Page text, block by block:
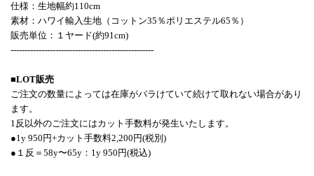
仕様：生地幅約110cm
素材：ハワイ輸入生地（コットン35％ポリエステル65％）
販売単位：１ヤード(約91cm)
---------------------------------------------------
■LOT販売
ご注文の数量によっては在庫がバラけていて続けて取れない場合があり
ます。
1反以外のご注文にはカット手数料が発生いたします。
●1y 950円+カット手数料2,200円(税別)
●１反＝58y〜65y：1y 950円(税込)